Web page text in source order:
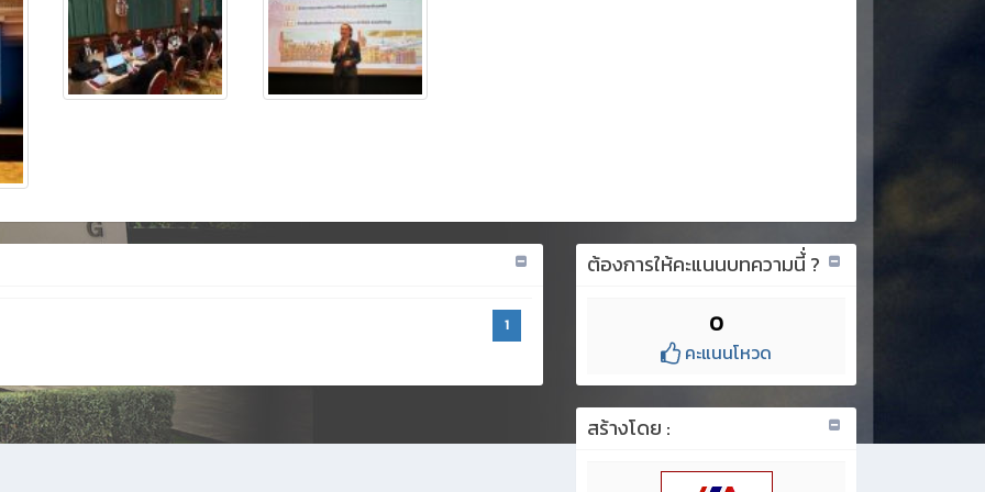
1
ต้องการให้คะแนนบทความนี้่ ?
0
คะแนนโหวด
สร้างโดย :